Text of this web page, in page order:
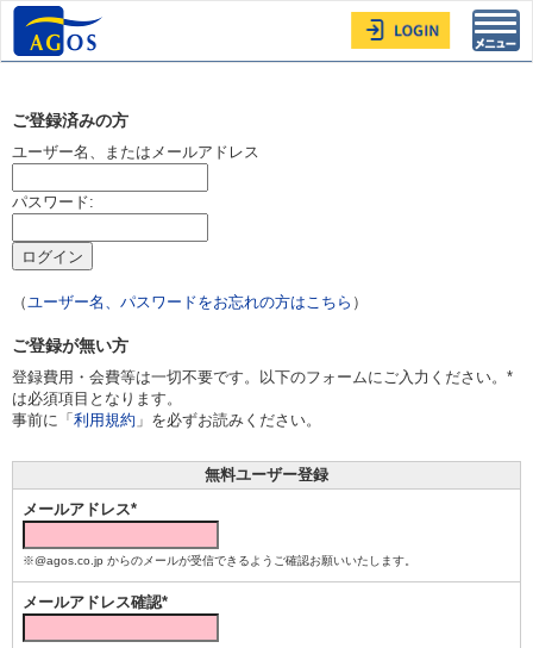
ご登録済みの方
ユーザー名、またはメールアドレス
パスワード:
（ユーザー名、パスワードをお忘れの方はこちら ）
ご登録が無い方
登録費用・会費等は一切不要です。以下のフォームにご入力ください。*
は必須項目となります。
事前に「 利用規約 」を必ずお読みください。
無料ユーザー登録
メールアドレス*
※@agos.co.jp からのメールが受信できるようご確認お願いいたします。
メールアドレス確認*